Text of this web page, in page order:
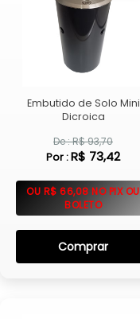
Embutido de Solo Mini
Dicroica
De : R$ 93,70
Por :R$ 73,42
OU R$ 66,08 NO PIX OU
BOLETO
Comprar